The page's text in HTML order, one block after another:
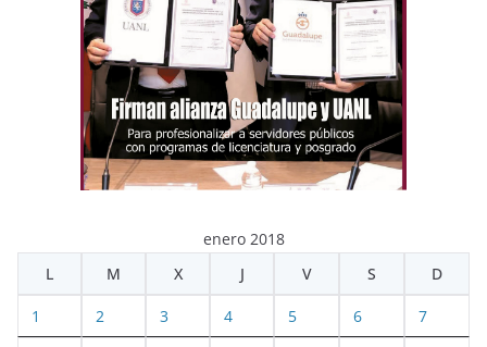
enero 2018
L
M X J V S D
1 2 3 4 5 6 7